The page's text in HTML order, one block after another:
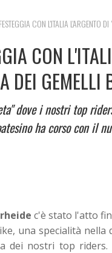
CON L'ITALIA L'ARGENTO
CON
DEI GEMELLI
dove i nostri top
ha corso con il
c'è stato l'atto
una specialità nella
dei nostri top